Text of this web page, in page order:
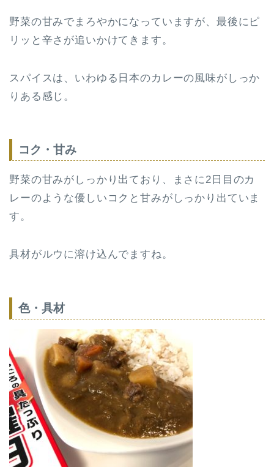
野菜の甘みでまろやかになっていますが、最後にピ
リッと辛さが追いかけてきます。
スパイスは、いわゆる日本のカレーの風味がしっか
りある感じ。
コク・甘み
野菜の甘みがしっかり出ており、まさに2日目のカ
レーのような優しいコクと甘みがしっかり出ていま
す。
具材がルウに溶け込んでますね。
色・具材